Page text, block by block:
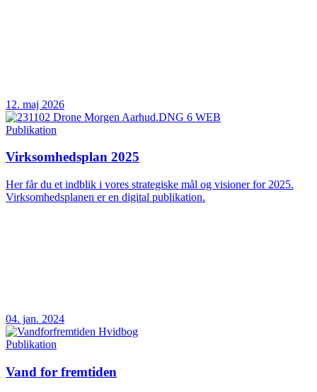
12. maj 2026
Publikation
Virksomhedsplan 2025
Her får du et indblik i vores strategiske mål og visioner for 2025.
Virksomhedsplanen er en digital publikation.
04. jan. 2024
Publikation
Vand for fremtiden